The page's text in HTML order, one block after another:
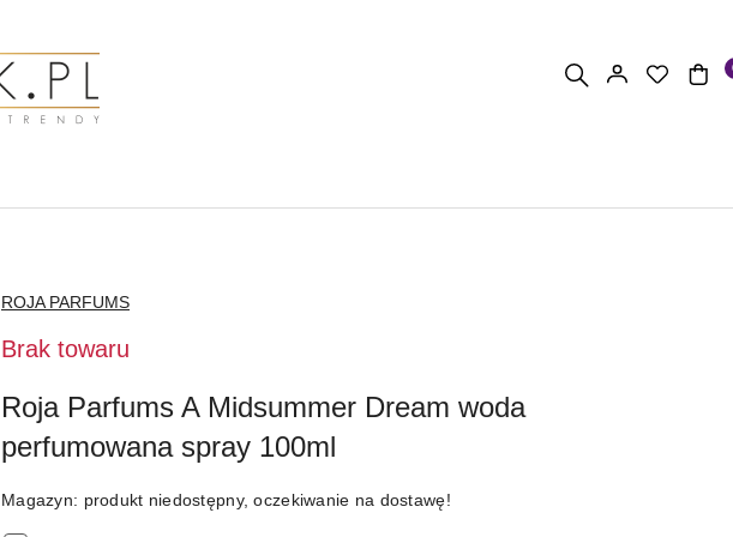
NAZWA
PRODUCENTA:
ROJA PARFUMS
Brak towaru
Roja Parfums A Midsummer Dream woda
perfumowana spray 100ml
Magazyn: produkt niedostępny, oczekiwanie na dostawę!